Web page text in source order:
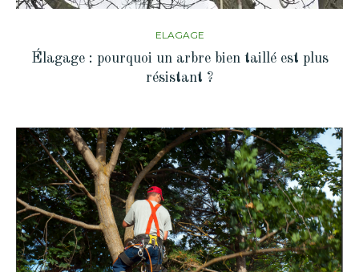
ELAGAGE
Élagage : pourquoi un arbre bien taillé est plus
résistant ?